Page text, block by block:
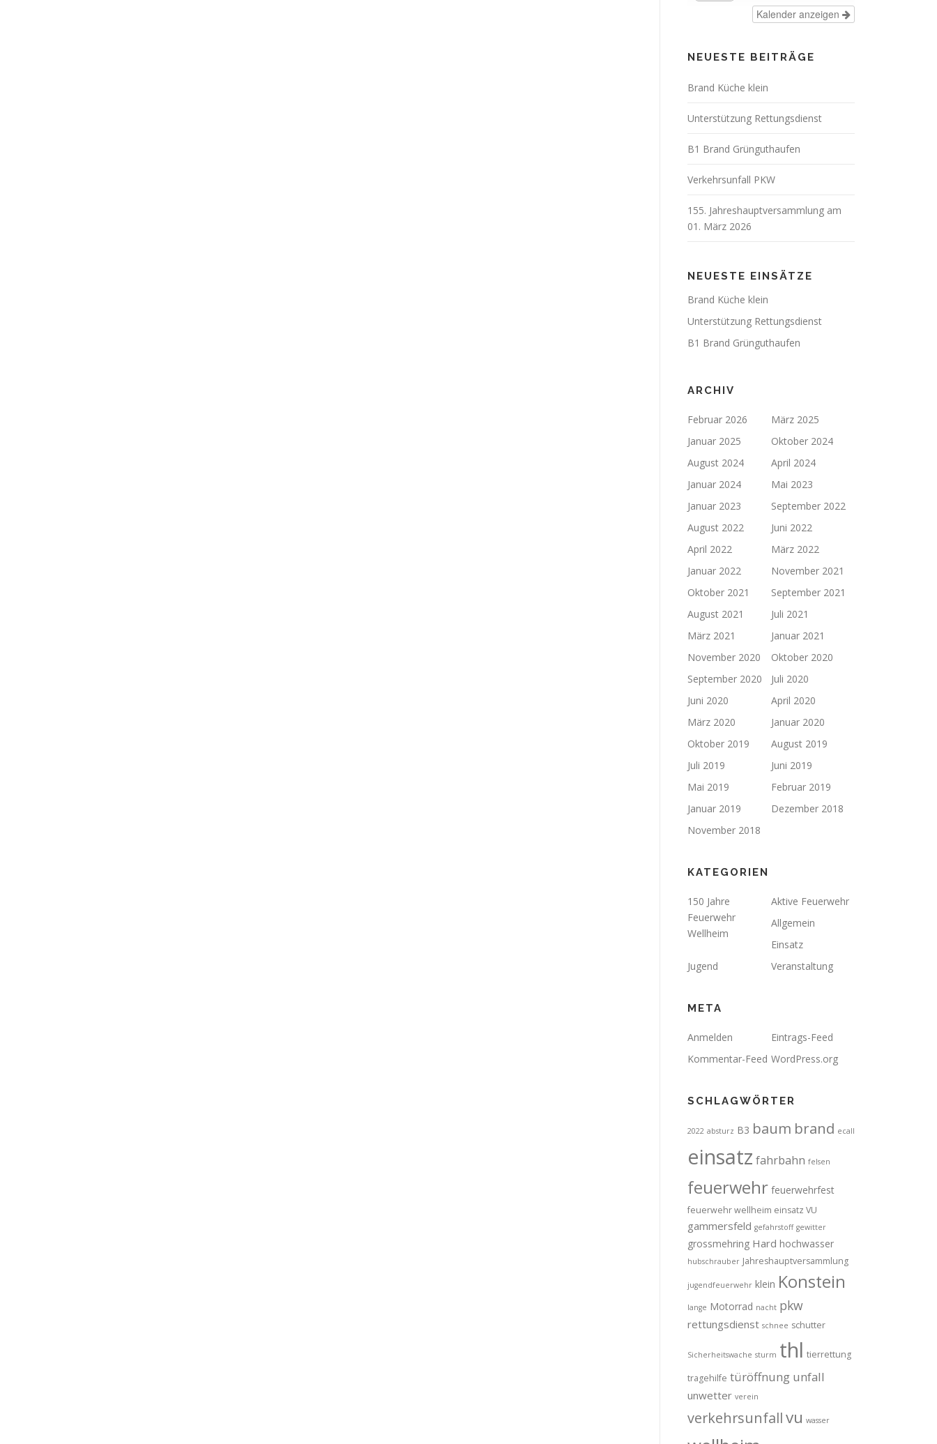
Kalender anzeigen
NEUESTE BEITRÄGE
Brand Küche klein
Unterstützung Rettungsdienst
B1 Brand Grünguthaufen
Verkehrsunfall PKW
155. Jahreshauptversammlung am
01. März 2026
NEUESTE EINSÄTZE
Brand Küche klein
Unterstützung Rettungsdienst
B1 Brand Grünguthaufen
ARCHIV
Februar 2026
März 2025
Januar 2025
Oktober 2024
August 2024
April 2024
Januar 2024
Mai 2023
Januar 2023
September 2022
August 2022
Juni 2022
April 2022
März 2022
Januar 2022
November 2021
Oktober 2021
September 2021
August 2021
Juli 2021
März 2021
Januar 2021
November 2020
Oktober 2020
September 2020
Juli 2020
Juni 2020
April 2020
März 2020
Januar 2020
Oktober 2019
August 2019
Juli 2019
Juni 2019
Mai 2019
Februar 2019
Januar 2019
Dezember 2018
November 2018
KATEGORIEN
150 Jahre
Feuerwehr
Wellheim
Aktive Feuerwehr
Allgemein
Einsatz
Jugend
Veranstaltung
META
Anmelden
Eintrags-Feed
Kommentar-Feed WordPress.org
SCHLAGWÖRTER
2022 absturz B3 baum brand ecall
einsatz fahrbahn felsen
feuerwehr feuerwehrfest
feuerwehr wellheim einsatz VU
gammersfeld gefahrstoff gewitter
grossmehring Hard hochwasser
hubschrauber Jahreshauptversammlung
jugendfeuerwehr klein Konstein
lange Motorrad nacht pkw
rettungsdienst schnee schutter
Sicherheitswache sturm thl tierrettung
tragehilfe türöffnung unfall
unwetter verein
verkehrsunfallvu wasser